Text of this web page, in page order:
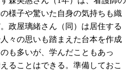
様子や驚いた自身の気持ちも織
政屋璃緒さん（同）は居住する
々の思いも踏まえた台本を作成
も多いが、学んだこともあっ
ることはできる。準備しておこ